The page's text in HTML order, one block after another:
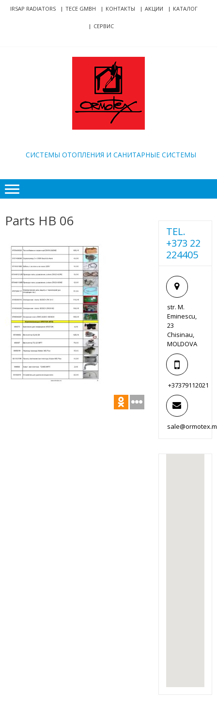
Skip
SkipIRSAP RADIATORS TECE GMBH КОНТАКТЫ АКЦИИ КАТАЛОГ
СЕРВИС
CИСТЕМЫ ОТОПЛЕНИЯ И САНИТАРНЫЕ СИСТЕМЫ
Parts HB 06
TEL.
+373 22
224405
str. M.
Eminescu,
23
Chisinau,
MOLDOVA
+37379112021